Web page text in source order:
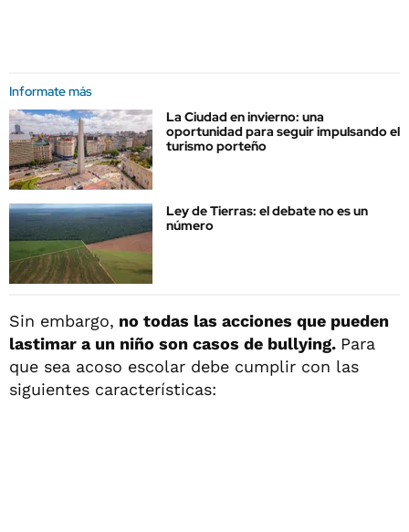
Informate más
La Ciudad en invierno: una
oportunidad para seguir impulsando el
turismo porteño
Ley de Tierras: el debate no es un
número
Sin embargo, no todas las acciones que pueden
lastimar a un niño son casos de bullying. Para
que sea acoso escolar debe cumplir con las
siguientes características: